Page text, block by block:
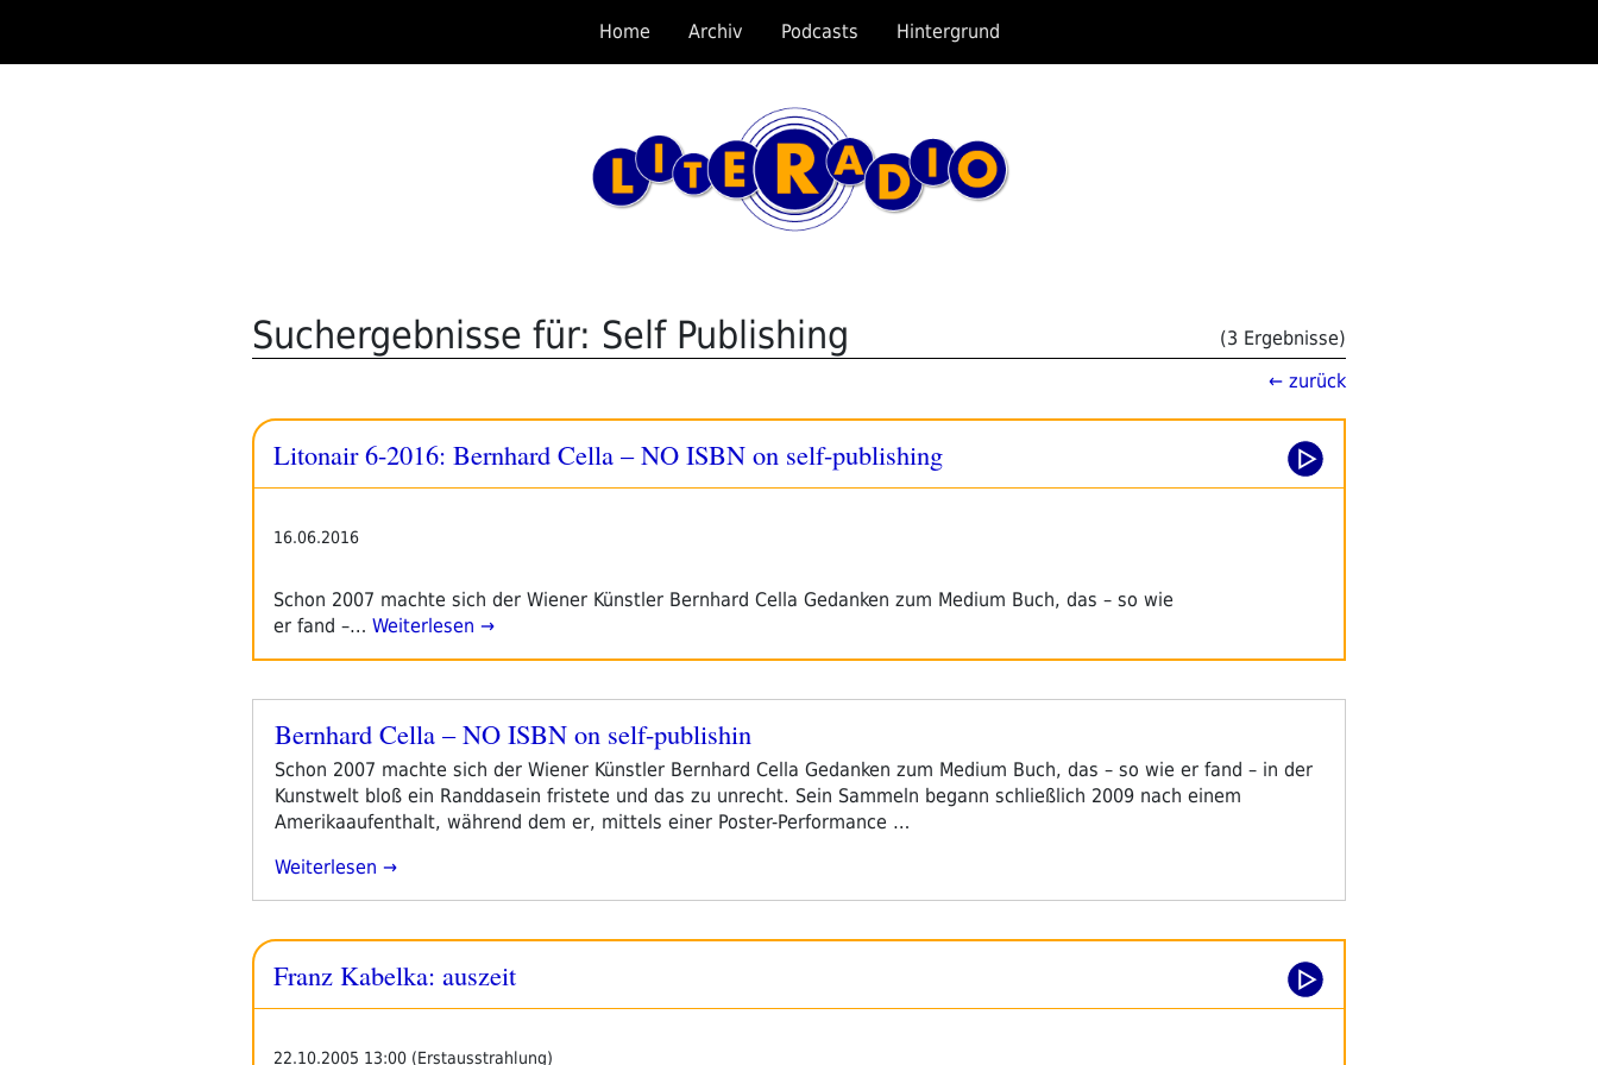
springen
Home Archiv Podcasts Hintergrund
Suchergebnisse für: Self Publishing
(3 Ergebnisse)
← zurück
Litonair 6-2016: Bernhard Cella – NO ISBN on self-publishing
16.06.2016
Schon 2007 machte sich der Wiener Künstler Bernhard Cella Gedanken zum Medium Buch, das – so wie
er fand –… Weiterlesen →
Veröffentlicht
am
Bernhard Cella – NO ISBN on self-publishin
Schon 2007 machte sich der Wiener Künstler Bernhard Cella Gedanken zum Medium Buch, das – so wie er fand – in der
Kunstwelt bloß ein Randdasein fristete und das zu unrecht. Sein Sammeln begann schließlich 2009 nach einem
Amerikaaufenthalt, während dem er, mittels einer Poster-Performance …
„Bernhard
NO
ISBN
Publishin“
Weiterlesen
Franz Kabelka: auszeit
22.10.2005 13:00 (Erstausstrahlung)